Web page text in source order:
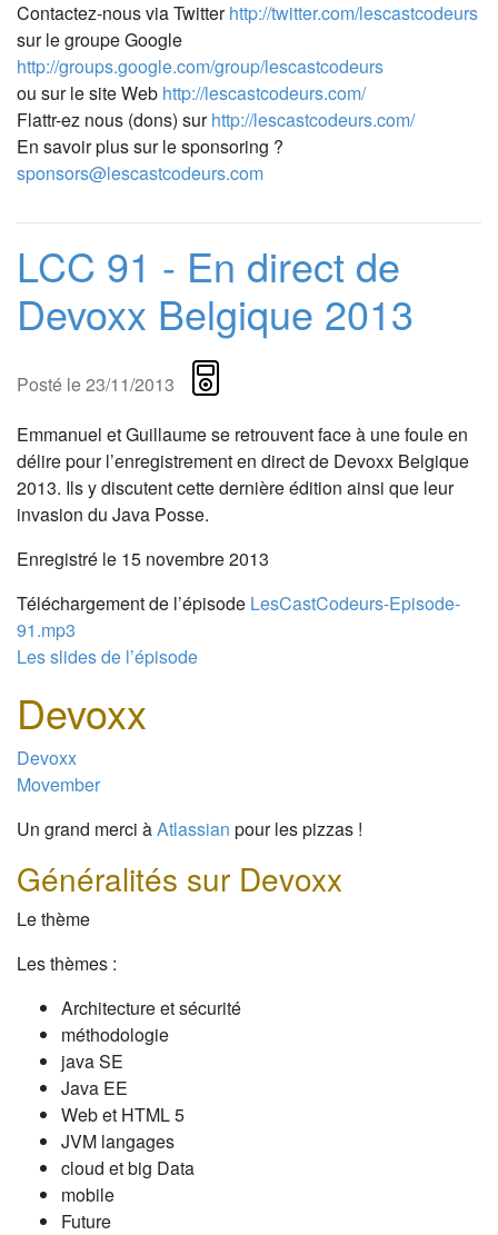
Contactez-nous via Twitterhttp://twitter.com/lescastcodeurs
sur le groupe Google
http://groups.google.com/group/lescastcodeurs
ou sur le site Web http://lescastcodeurs.com/
Flattr-ez nous (dons) surhttp://lescastcodeurs.com/
En savoir plus sur le sponsoring ?
sponsors@lescastcodeurs.com
LCC 91 - En direct de
Devoxx Belgique 2013
Posté le 23/11/2013
Emmanuel et Guillaume se retrouvent face à une foule en
délire pour l’enregistrement en direct de Devoxx Belgique
2013. Ils y discutent cette dernière édition ainsi que leur
invasion du Java Posse.
Enregistré le 15 novembre 2013
Téléchargement de l’épisode LesCastCodeurs-Episode-
91.mp3
Les slides de l’épisode
Devoxx
Devoxx
Movember
Un grand merci àAtlassian pour les pizzas !
Généralités sur Devoxx
Le thème
Les thèmes :
Architecture et sécurité
méthodologie
java SE
Java EE
Web et HTML 5
JVM langages
cloud et big Data
mobile
Future